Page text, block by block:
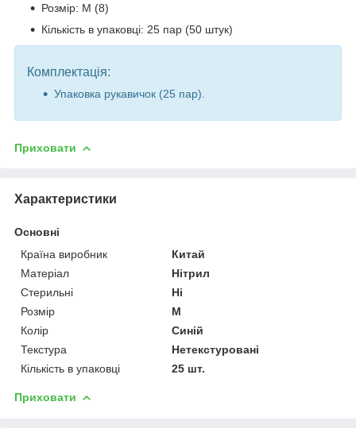
Розмір: M (8)
Кількість в упаковці: 25 пар (50 штук)
Комплектація:
Упаковка рукавичок (25 пар).
Приховати
Характеристики
Основні
Країна виробник
Китай
Матеріал
Нітрил
Стерильні
Ні
Розмір
M
Колір
Синій
Текстура
Нетекстуровані
Кількість в упаковці
25 шт.
Приховати